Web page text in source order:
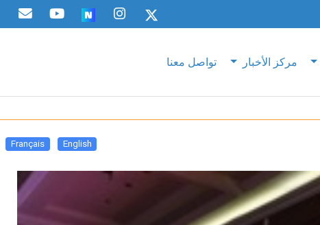
مركز الأخبار تواصل معنا
English
Français